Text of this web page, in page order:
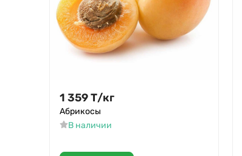
1 359Т/кг
Абрикосы
В наличии